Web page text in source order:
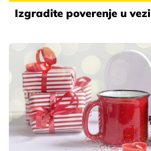
Izgradite poverenje u vezi